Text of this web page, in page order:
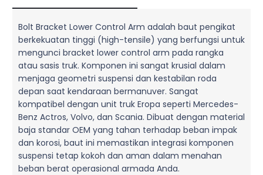
Bolt Bracket Lower Control Arm adalah baut pengikat
berkekuatan tinggi (high-tensile) yang berfungsi untuk
mengunci bracket lower control arm pada rangka
atau sasis truk. Komponen ini sangat krusial dalam
menjaga geometri suspensi dan kestabilan roda
depan saat kendaraan bermanuver. Sangat
kompatibel dengan unit truk Eropa seperti Mercedes-
Benz Actros, Volvo, dan Scania. Dibuat dengan material
baja standar OEM yang tahan terhadap beban impak
dan korosi, baut ini memastikan integrasi komponen
suspensi tetap kokoh dan aman dalam menahan
beban berat operasional armada Anda.